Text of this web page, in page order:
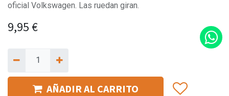
oficial Volkswagen. Las ruedan giran.
9,95 €
AÑADIR AL CARRITO